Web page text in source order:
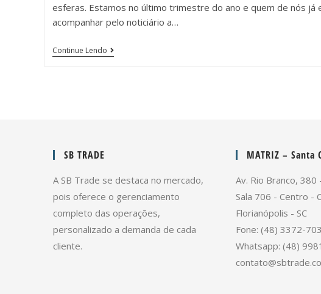
esferas. Estamos no último trimestre do ano e quem de nós já
acompanhar pelo noticiário a…
Continue Lendo
SB TRADE
A SB Trade se destaca no mercado,
pois oferece o gerenciamento
completo das operações,
personalizado a demanda de cada
cliente.
MATRIZ – Santa
Av. Rio Branco, 380
Sala 706 - Centro -
Florianópolis - SC
Fone: (48) 3372-
Whatsapp: (48)